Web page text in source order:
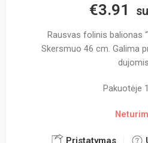
€3.91
Rausvas folinis balionas
Skersmuo 46 cm. Galima
Pakuotėje
Pristatymas